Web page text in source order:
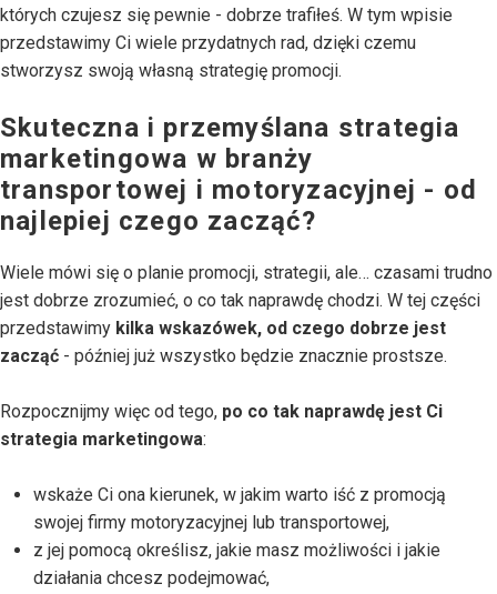
których czujesz się pewnie - dobrze trafiłeś. W tym wpisie
przedstawimy Ci wiele przydatnych rad, dzięki czemu
stworzysz swoją własną strategię promocji.
Skuteczna i przemyślana strategia
marketingowa w branży
transportowej i motoryzacyjnej - od
najlepiej czego zacząć?
Wiele mówi się o planie promocji, strategii, ale… czasami trudno
jest dobrze zrozumieć, o co tak naprawdę chodzi. W tej części
przedstawimy kilka wskazówek, od czego dobrze jest
zacząć - później już wszystko będzie znacznie prostsze.
Rozpocznijmy więc od tego, po co tak naprawdę jest Ci
strategia marketingowa:
wskaże Ci ona kierunek, w jakim warto iść z promocją
swojej firmy motoryzacyjnej lub transportowej,
z jej pomocą określisz, jakie masz możliwości i jakie
działania chcesz podejmować,